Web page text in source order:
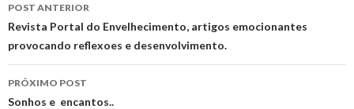
Navegação
de
posts
POST ANTERIOR
Revista Portal do Envelhecimento, artigos emocionantes
provocando reflexoes e desenvolvimento.
PRÓXIMO POST
Sonhos e encantos..